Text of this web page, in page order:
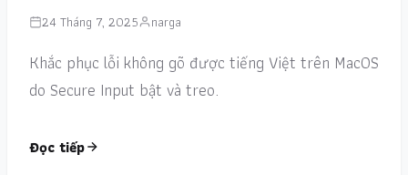
24 Tháng 7, 2025 narga
Khắc phục lỗi không gõ được tiếng Việt trên MacOS
do Secure Input bật và treo.
Đọc tiếp